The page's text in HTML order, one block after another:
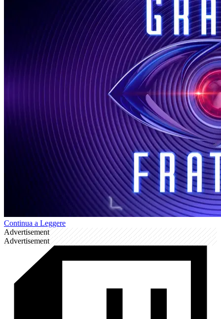
Continua a Leggere
Advertisement
Advertisement